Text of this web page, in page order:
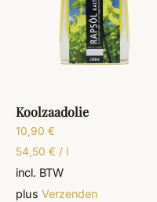
Koolzaadolie
10,90 €
54,50 € / l
incl. BTW
plus Verzenden